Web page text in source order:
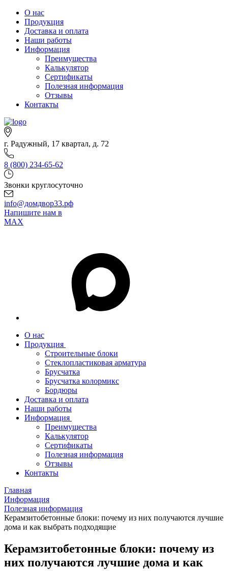
О нас
Продукция
Доставка и оплата
Наши работы
Информация
Преимущества
Калькулятор
Сертификаты
Полезная информация
Отзывы
Контакты
г. Радужный, 17 квартал, д. 72
8 (800) 234-65-62
Звонки круглосуточно
info@домдвор33.рф
Напишите нам в
MAX
О нас
Продукция
Строительные блоки
Стеклопластиковая арматура
Брусчатка
Брусчатка колормикс
Бордюры
Доставка и оплата
Наши работы
Информация
Преимущества
Калькулятор
Сертификаты
Полезная информация
Отзывы
Контакты
Главная
Информация
Полезная информация
Керамзитобетонные блоки: почему из них получаются лучшие
дома и как выбрать подходящие
Керамзитобетонные блоки: почему из
них получаются лучшие дома и как